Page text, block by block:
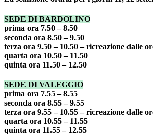
SEDE DI BARDOLINO
prima ora 7.50 – 8.50
seconda ora 8.50 – 9.50
terza ora 9.50 – 10.50 – ricreazione dalle
quarta ora 10.50 – 11.50
quinta ora 11.50 – 12.50
SEDE DI VALEGGIO
prima ora 7.55 – 8.55
seconda ora 8.55 – 9.55
terza ora 9.55 – 10.55 – ricreazione dalle
quarta ora 10.55 – 11.55
quinta ora 11.55 – 12.55